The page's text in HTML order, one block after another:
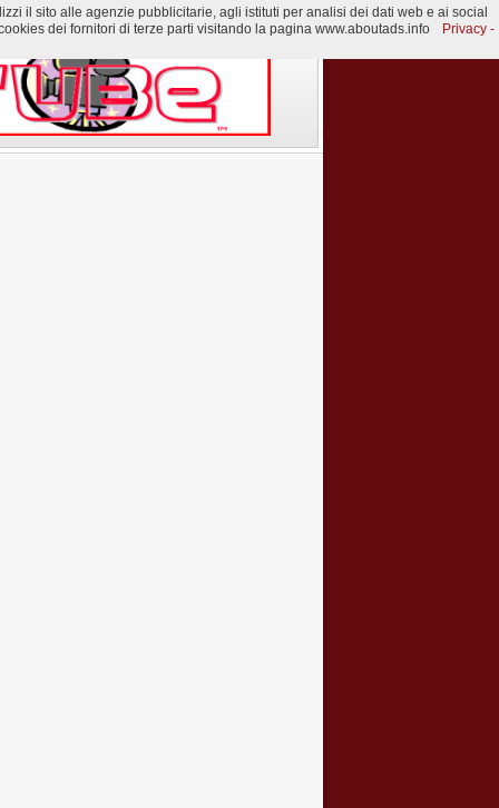
il sito alle agenzie pubblicitarie, agli istituti per analisi dei dati web e ai social
dei fornitori di terze parti visitando la pagina www.aboutads.info
Privacy -